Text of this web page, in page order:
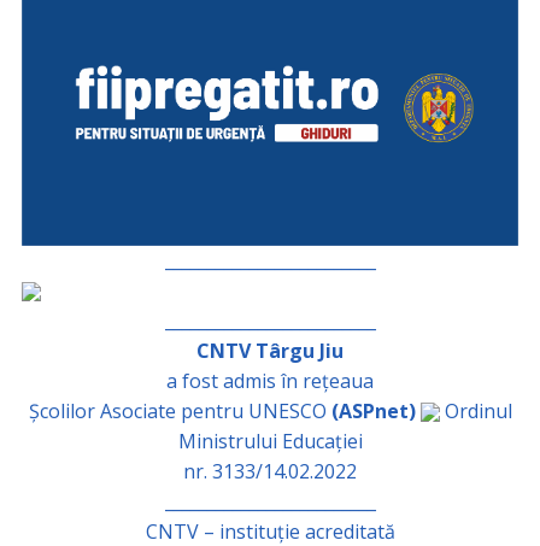
CNTV Târgu Jiu
a fost admis în rețeaua
Școlilor Asociate pentru UNESCO (ASPnet)
Ordinul
Ministrului Educației
nr. 3133/14.02.2022
CNTV – instituție acreditată